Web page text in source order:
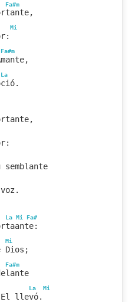
Fa#m
Mi
Fa#m
La
La Mi Fa#
Mi
Dios;
Fa#m
La Mi
El llevó.